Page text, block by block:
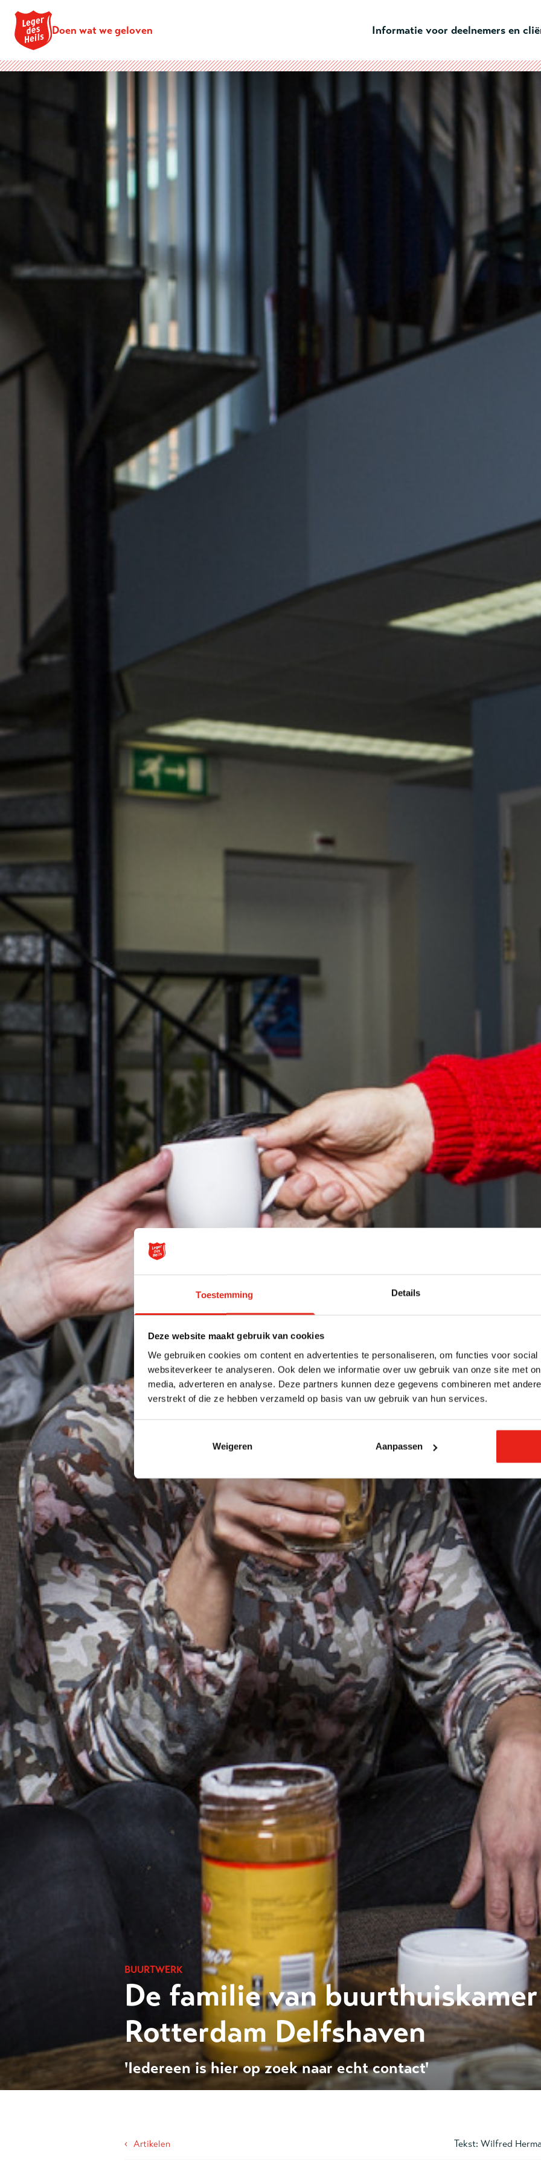
Toestemming Details
Deze website maakt gebruik van cookies
We gebruiken cookies om content en advertenties te personaliseren, om functies voor
websiteverkeer te analyseren. Ook delen we informatie over uw gebruik van onze site met
media, adverteren en analyse. Deze partners kunnen deze gegevens combineren met
verstrekt of die ze hebben verzameld op basis van uw gebruik van hun services.
Weigeren Aanpassen
Doen wat we geloven
Informatie voor deelnemers en
BUURTWERK
De familie van buurthuiskamer
Rotterdam Delfshaven
'Iedereen is hier op zoek naar echt contact'
Tekst: Wilfred
‹ Artikelen